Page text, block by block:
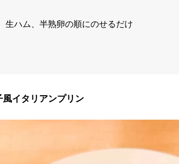
生ハム、半熟卵の順にのせるだけ
風イタリアンプリン